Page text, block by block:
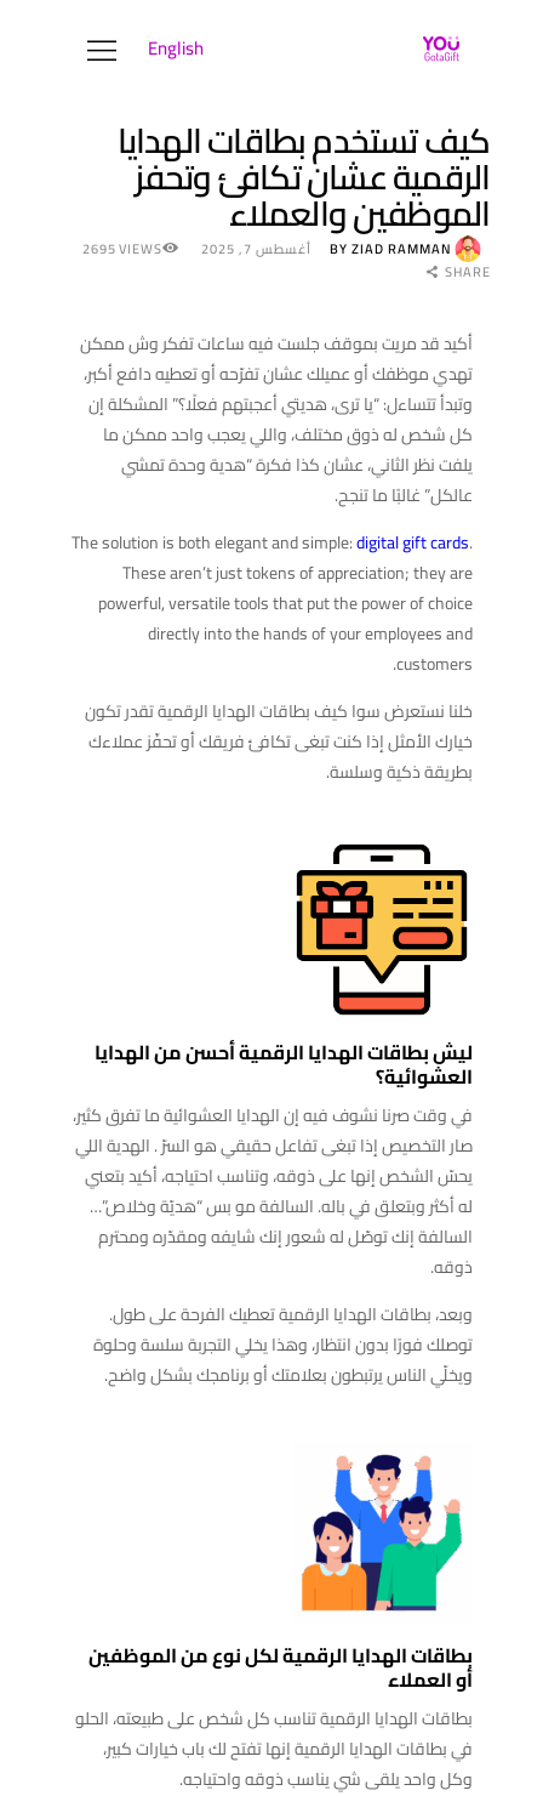
English
مركز الحلول
نبذة عنا
المدونة
كيف تستخدم بطاقات الهدايا
الرقمية عشان تكافئ وتحفز
الموظفين والعملاء
BY ZIAD RAMMAN أغسطس 7, 2025 2695VIEWS
SHARE
أكيد قد مريت بموقف جلست فيه ساعات تفكر وش ممكن
تهدي موظفك أو عميلك عشان تفرّحه أو تعطيه دافع أكبر،
وتبدأ تتساءل: “يا ترى، هديتي أعجبتهم فعلًا؟” المشكلة إن
كل شخص له ذوق مختلف، واللي يعجب واحد ممكن ما
يلفت نظر الثاني، عشان كذا فكرة “هدية وحدة تمشي
عالكل” غالبًا ما تنجح.
The solution is both elegant and simple:digital gift cards.
These aren’t just tokens of appreciation; they are
powerful, versatile tools that put the power of choice
directly into the hands of your employees and
customers.
خلنا نستعرض سوا كيف بطاقات الهدايا الرقمية تقدر تكون
خيارك الأمثل إذا كنت تبغى تكافئ فريقك أو تحفّز عملاءك
بطريقة ذكية وسلسة.
ليش بطاقات الهدايا الرقمية أحسن من الهدايا
العشوائية؟
في وقت صرنا نشوف فيه إن الهدايا العشوائية ما تفرق كثير،
صار التخصيص إذا تبغى تفاعل حقيقي هو السرّ . الهدية اللي
يحسّ الشخص إنها على ذوقه، وتناسب احتياجه، أكيد بتعني
له أكثر وبتعلق في باله. السالفة مو بس “هديّة وخلاص”…
السالفة إنك توصّل له شعور إنك شايفه ومقدّره ومحترم
ذوقه.
وبعد، بطاقات الهدايا الرقمية تعطيك الفرحة على طول.
توصلك فورًا بدون انتظار، وهذا يخلي التجربة سلسة وحلوة
ويخلّي الناس يرتبطون بعلامتك أو برنامجك بشكل واضح.
بطاقات الهدايا الرقمية لكل نوع من الموظفين
أو العملاء
بطاقات الهدايا الرقمية تناسب كل شخص على طبيعته، الحلو
في بطاقات الهدايا الرقمية إنها تفتح لك باب خيارات كبير،
وكل واحد يلقى شي يناسب ذوقه واحتياجه.